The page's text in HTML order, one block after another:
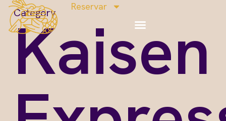
Reservar
Category
Kaisen